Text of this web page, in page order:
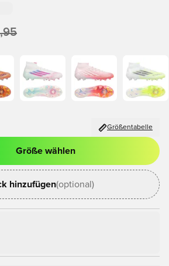
Größentabelle
Anmelden oder Registrieren als
Größe wählen
hinzufügen(optional)